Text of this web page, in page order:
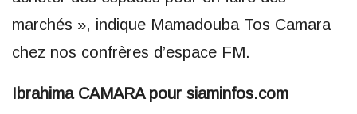
marchés », indique Mamadouba Tos Camara
chez nos confrères d’espace FM.
Ibrahima CAMARA pour siaminfos.com